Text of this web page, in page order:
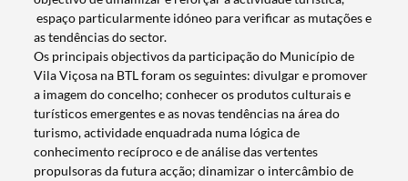
Termo de Pesquisa
espaço particularmente idóneo para verificar as mutações e
as tendências do sector.
Os principais objectivos da participação do Município de
Vila Viçosa na BTL foram os seguintes: divulgar e promover
a imagem do concelho; conhecer os produtos culturais e
turísticos emergentes e as novas tendências na área do
turismo, actividade enquadrada numa lógica de
conhecimento recíproco e de análise das vertentes
propulsoras da futura acção; dinamizar o intercâmbio de